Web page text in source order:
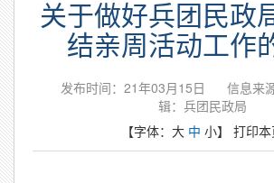
关于做好兵团民政
结亲周活动工作
发布时间：21年03月15日 信息来
辑：兵团民政局
【字体： 大 中 小】 打印本